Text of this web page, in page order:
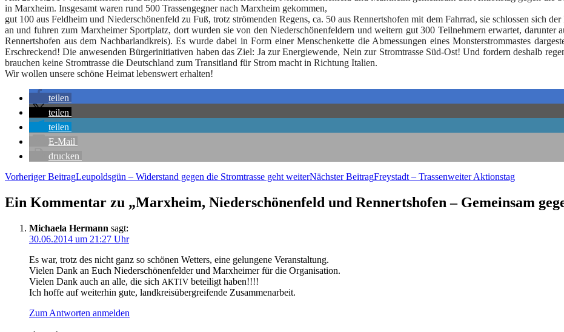
in Marx­heim. Ins­ge­samt waren rund 500 Tras­sen­geg­ner nach Marx­heim gekom­men,
gut 100 aus Feld­heim und Nie­der­schö­nen­feld zu Fuß, trotz strö­men­den Regens, ca. 50 aus Ren­nerts­ho­fen mit dem Fahr­rad, sie schlos­sen sich
an und fuh­ren zum Marx­hei­mer Sport­platz, dort wur­den sie von den Nie­der­schö­nen­fel­dern und wei­tern gut 300 Teil­neh­mern erwar­tet, dar­un­ter
Ren­nerts­ho­fen aus dem Nach­bar­land­kreis). Es wur­de dabei in Form einer Men­schen­ket­te die Abmes­sun­gen eines Mons­ter­strom­mas­tes
Erschre­ckend! Die anwe­sen­den Bür­ger­initia­ti­ven haben das Ziel: Ja zur Ener­gie­wen­de, Nein zur Strom­tras­se Süd-Ost! Und for­dern des­halb
brau­chen kei­ne Strom­tras­se die Deutsch­land zum Tran­sit­land für Strom macht in Rich­tung Ita­li­en.
Wir wol­len unse­re schö­ne Hei­mat lebens­wert erhalten!
tei­len
tei­len
tei­len
E‑Mail
dru­cken
Beitragsnavigation
Vorheriger BeitragLeu­polds­gün – Wider­stand gegen die Strom­tras­se geht weiterNächster BeitragFrey­stadt – Tras­sen­wei­ter Aktionstag
Ein Kommentar zu „Marx­heim, Nie­der­schö­nen­feld und Ren­nerts­ho­fen – Gemein­sam
Michaela Hermann sagt:
30.06.2014 um 21:27 Uhr
Es war, trotz des nicht ganz so schö­nen Wet­ters, eine gelun­ge­ne Veranstaltung.
Vie­len Dank an Euch Nie­der­schö­nen­fel­der und Marx­hei­mer für die Organisation.
Vie­len Dank auch an alle, die sich AKTIV betei­ligt haben!!!!
Ich hof­fe auf wei­ter­hin gute, land­kreis­über­grei­fen­de Zusammenarbeit.
Zum Antworten anmelden